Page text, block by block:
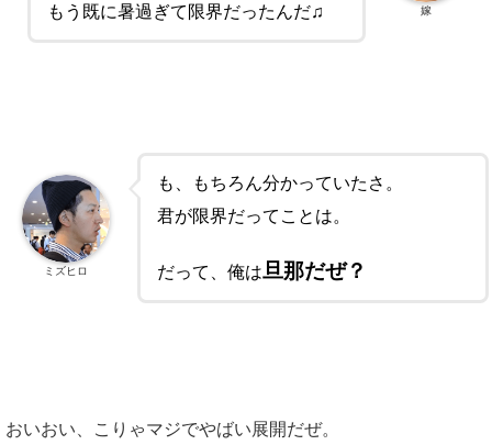
もう既に暑過ぎて限界だったんだ♫
嫁
も、もちろん分かっていたさ。
君が限界だってことは。
だって、俺は旦那だぜ？
ミズヒロ
おいおい、こりゃマジでやばい展開だぜ。